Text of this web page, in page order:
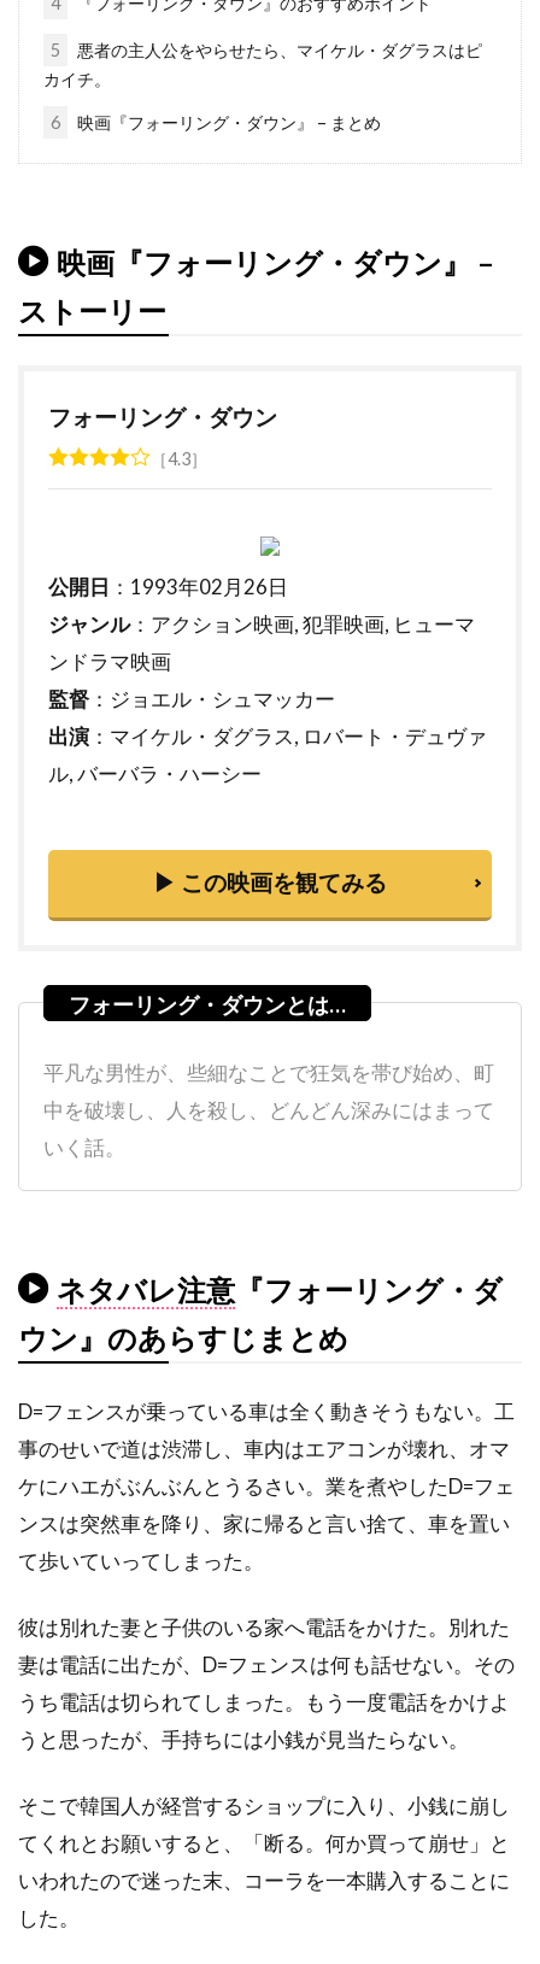
スティーヴン・M・カッツ
スティーヴン・キング
スティーヴン・グレアム
スティーヴン・コンラッド
スティーヴン・シフ
スティーヴン・スピルバーグ
スティーヴン・トボロウスキー
スティーヴン・トラスク
スティーヴン・ハーフ
スティーヴン・バウアー
スティーヴン・バーコフ
スティーヴン・プリンス
スティーヴン・ボールドウィン
スティーヴン・マークス
スティーヴン・ミリオン
スティーヴン・メイザー
スティーヴ・カレル
スティーヴ・クーガン
スティーヴ・コーレン
スティーヴ・ゴリン
スティーヴ・シェイガン
スティーヴ・スターキー
スティーヴ・ティッシュ
スティーヴ・ディッコ
スティーヴ・ブシェミ
ステイシー・シェア
ステパン・マーティローシアン
ステファヌ・メッツジェール
ステラン・スカルスガルド
スパイグラス・エンターテインメント
スパチャイ・シティアンポーンパン
スプレイグ・グレイデン
スリラー映画
スワヴォミール・イジャック
スヴェン・ニクヴィスト
スーザン・モントフォード
スーザン・ワトキンス
スージー・エイミス
スージー・カーツ
スー・アームストロング
5
悪者の主人公をやらせたら、マイケル・ダグラスはピ
カイチ。
6 映画『フォーリング・ダウン』 – まとめ
映画『フォーリング・ダウン』 –
ストーリー
フォーリング・ダウン
4.3
公開日 ：1993年02月26日
ジャンル：アクション映画, 犯罪映画, ヒューマ
ンドラマ映画
監督 ：ジョエル・シュマッカー
出演 ：マイケル・ダグラス, ロバート・デュヴァ
ル, バーバラ・ハーシー
▶ この映画を観てみる
平凡な男性が、些細なことで狂気を帯び始め、町
中を破壊し、人を殺し、どんどん深みにはまって
いく話。
ネタバレ注意 『フォーリング・ダ
ウン』のあらすじまとめ
D=フェンスが乗っている車は全く動きそうもない。工
事のせいで道は渋滞し、車内はエアコンが壊れ、オマ
ケにハエがぶんぶんとうるさい。業を煮やしたD=フェ
ンスは突然車を降り、家に帰ると言い捨て、車を置い
て歩いていってしまった。
彼は別れた妻と子供のいる家へ電話をかけた。別れた
妻は電話に出たが、D=フェンスは何も話せない。その
うち電話は切られてしまった。もう一度電話をかけよ
うと思ったが、手持ちには小銭が見当たらない。
そこで韓国人が経営するショップに入り、小銭に崩し
てくれとお願いすると、「断る。何か買って崩せ」と
いわれたので迷った末、コーラを一本購入することに
した。